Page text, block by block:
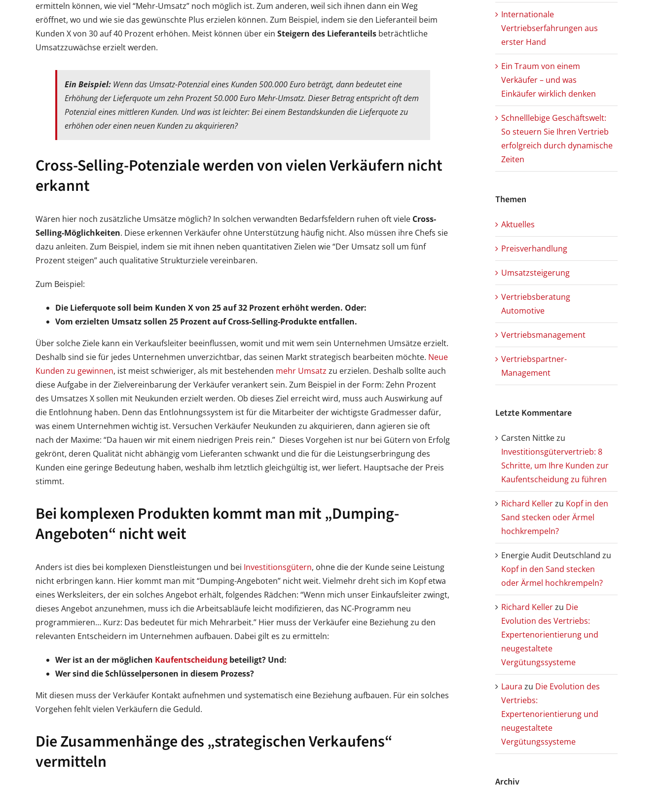
ermitteln können, wie viel “Mehr-Umsatz” noch möglich ist. Zum anderen, weil sich ihnen dann ein Weg
eröffnet, wo und wie sie das gewünschte Plus erzielen können. Zum Beispiel, indem sie den Lieferanteil beim
Kunden X von 30 auf 40 Prozent erhöhen. Meist können über ein Steigern des Lieferanteilsbeträchtliche
Umsatzzuwächse erzielt werden.
Ein Beispiel:Wenn das Umsatz-Potenzial eines Kunden 500.000 Euro beträgt, dann bedeutet eine
Erhöhung der Lieferquote um zehn Prozent 50.000 Euro Mehr-Umsatz. Dieser Betrag entspricht oft dem
Potenzial eines mittleren Kunden. Und was ist leichter: Bei einem Bestandskunden die Lieferquote zu
erhöhen oder einen neuen Kunden zu akquirieren?
Cross-Selling-Potenziale werden von vielen Verkäufern nicht
erkannt
Wären hier noch zusätzliche Umsätze möglich? In solchen verwandten Bedarfsfeldern ruhen oft viele Cross-
Selling-Möglichkeiten. Diese erkennen Verkäufer ohne Unterstützung häufig nicht. Also müssen ihre Chefs sie
dazu anleiten. Zum Beispiel, indem sie mit ihnen neben quantitativen Zielen wie “Der Umsatz soll um fünf
Prozent steigen” auch qualitative Strukturziele vereinbaren.
Zum Beispiel:
Die Lieferquote soll beim Kunden X von 25 auf 32 Prozent erhöht werden. Oder:
Vom erzielten Umsatz sollen 25 Prozent auf Cross-Selling-Produkte entfallen.
Über solche Ziele kann ein Verkaufsleiter beeinflussen, womit und mit wem sein Unternehmen Umsätze erzielt.
Deshalb sind sie für jedes Unternehmen unverzichtbar, das seinen Markt strategisch bearbeiten möchte. Neue
Kunden zu gewinnen, ist meist schwieriger, als mit bestehenden mehr Umsatz zu erzielen. Deshalb sollte auch
diese Aufgabe in der Zielvereinbarung der Verkäufer verankert sein. Zum Beispiel in der Form: Zehn Prozent
des Umsatzes X sollen mit Neukunden erzielt werden. Ob dieses Ziel erreicht wird, muss auch Auswirkung auf
die Entlohnung haben. Denn das Entlohnungssystem ist für die Mitarbeiter der wichtigste Gradmesser dafür,
was einem Unternehmen wichtig ist. Versuchen Verkäufer Neukunden zu akquirieren, dann agieren sie oft
nach der Maxime: “Da hauen wir mit einem niedrigen Preis rein.” Dieses Vorgehen ist nur bei Gütern von Erfolg
gekrönt, deren Qualität nicht abhängig vom Lieferanten schwankt und die für die Leistungserbringung des
Kunden eine geringe Bedeutung haben, weshalb ihm letztlich gleichgültig ist, wer liefert. Hauptsache der Preis
stimmt.
Bei komplexen Produkten kommt man mit „Dumping-
Angeboten“ nicht weit
Anders ist dies bei komplexen Dienstleistungen und bei Investitionsgütern, ohne die der Kunde seine Leistung
nicht erbringen kann. Hier kommt man mit “Dumping-Angeboten” nicht weit. Vielmehr dreht sich im Kopf etwa
eines Werksleiters, der ein solches Angebot erhält, folgendes Rädchen: “Wenn mich unser Einkaufsleiter zwingt,
dieses Angebot anzunehmen, muss ich die Arbeitsabläufe leicht modifizieren, das NC-Programm neu
programmieren… Kurz: Das bedeutet für mich Mehrarbeit.” Hier muss der Verkäufer eine Beziehung zu den
relevanten Entscheidern im Unternehmen aufbauen. Dabei gilt es zu ermitteln:
Wer ist an der möglichen Kaufentscheidungbeteiligt? Und:
Wer sind die Schlüsselpersonen in diesem Prozess?
Mit diesen muss der Verkäufer Kontakt aufnehmen und systematisch eine Beziehung aufbauen. Für ein solches
Vorgehen fehlt vielen Verkäufern die Geduld.
Die Zusammenhänge des „strategischen Verkaufens“
vermitteln
Internationale
Vertriebserfahrungen aus
erster Hand
Ein Traum von einem
Verkäufer – und was
Einkäufer wirklich denken
Schnelllebige Geschäftswelt:
So steuern Sie Ihren Vertrieb
erfolgreich durch dynamische
Zeiten
Themen
Aktuelles
Preisverhandlung
Umsatzsteigerung
Vertriebsberatung
Automotive
Vertriebsmanagement
Vertriebspartner-
Management
Letzte Kommentare
Carsten Nittkezu
Investitionsgütervertrieb: 8
Schritte, um Ihre Kunden zur
Kaufentscheidung zu führen
Richard Kellerzu Kopf in den
Sand stecken oder Ärmel
hochkrempeln?
Energie Audit Deutschland zu
Kopf in den Sand stecken
oder Ärmel hochkrempeln?
Richard Kellerzu Die
Evolution des Vertriebs:
Expertenorientierung und
neugestaltete
Vergütungssysteme
Laura zu Die Evolution des
Vertriebs:
Expertenorientierung und
neugestaltete
Vergütungssysteme
Archiv